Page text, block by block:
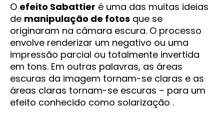
O efeito Sabattier é uma das muitas ideias
de manipulação de fotos que se
originaram na câmara escura. O processo
envolve renderizar um negativo ou uma
impressão parcial ou totalmente invertida
em tons. Em outras palavras, as áreas
escuras da imagem tornam-se claras e as
áreas claras tornam-se escuras – para um
efeito conhecido como solarização .